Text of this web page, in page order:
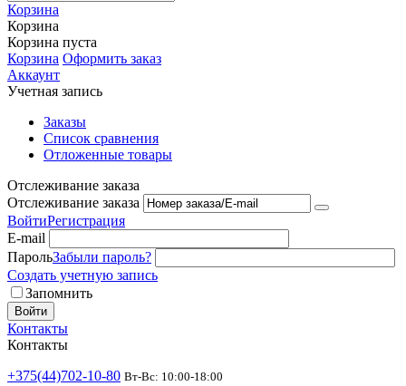
Корзина
Корзина
Корзина пуста
Корзина Оформить заказ
Аккаунт
Учетная запись
Заказы
Список сравнения
Отложенные товары
Отслеживание заказа
Отслеживание заказа
ВойтиРегистрация
E-mail
ПарольЗабыли пароль?
Создать учетную запись
Запомнить
Войти
Контакты
Контакты
+375(44)702-10-80 Вт-Вс: 10:00-18:00